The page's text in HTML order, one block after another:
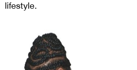
lifestyle.